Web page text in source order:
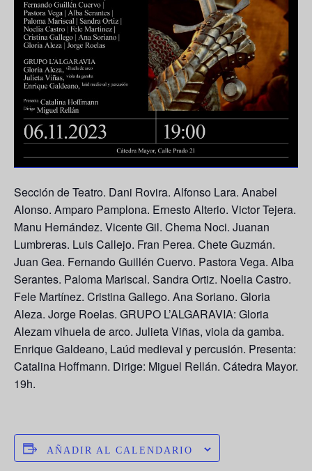
Sección de Teatro. Dani Rovira. Alfonso Lara. Anabel
Alonso. Amparo Pamplona. Ernesto Alterio. Victor Tejera.
Manu Hernández. Vicente Gil. Chema Noci. Juanan
Lumbreras. Luis Callejo. Fran Perea. Chete Guzmán.
Juan Gea. Fernando Guillén Cuervo. Pastora Vega. Alba
Serantes. Paloma Mariscal. Sandra Ortiz. Noelia Castro.
Fele Martínez. Cristina Gallego. Ana Soriano. Gloria
Aleza. Jorge Roelas. GRUPO L’ALGARAVIA: Gloria
Alezam vihuela de arco. Julieta Viñas, viola da gamba.
Enrique Galdeano, Laúd medieval y percusión. Presenta:
Catalina Hoffmann. Dirige: Miguel Rellán. Cátedra Mayor.
19h.
AÑADIR AL CALENDARIO